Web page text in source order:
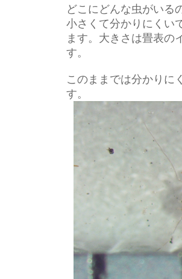
どこにどんな虫がいる
小さくて分かりにくい
ます。大きさは畳表の
す。
このままでは分かりに
す。